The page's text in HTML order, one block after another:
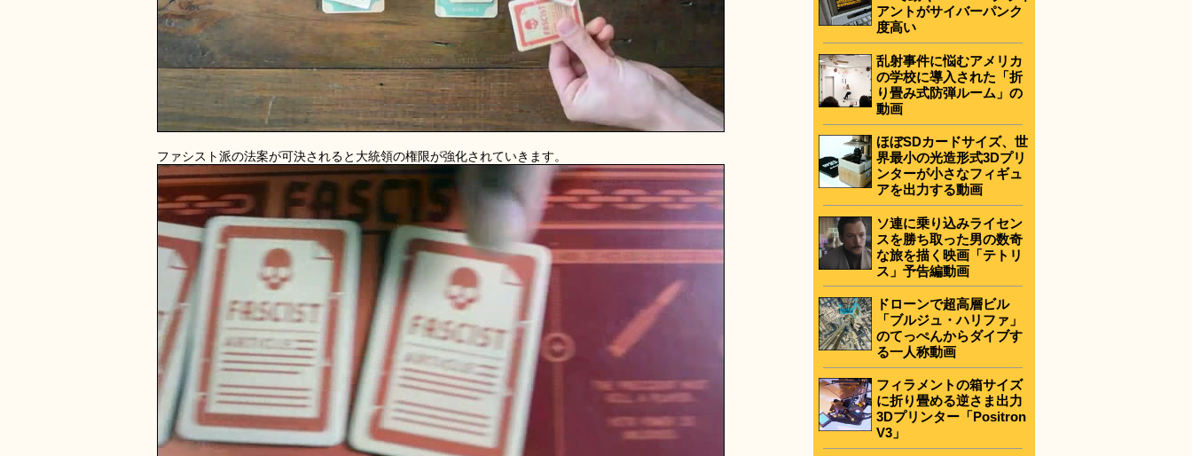
ファシスト派の法案が可決されると大統領の権限が強化されていきます。
アントがサイバーパンク
度高い
乱射事件に悩むアメリカ
の学校に導入された「折
り畳み式防弾ルーム」の
動画
ほぼSDカードサイズ、世
界最小の光造形式3Dプリ
ンターが小さなフィギュ
アを出力する動画
ソ連に乗り込みライセン
スを勝ち取った男の数奇
な旅を描く映画「テトリ
ス」予告編動画
ドローンで超高層ビル
「ブルジュ・ハリファ」
のてっぺんからダイブす
る一人称動画
フィラメントの箱サイズ
に折り畳める逆さま出力
3Dプリンター「Positron
V3」